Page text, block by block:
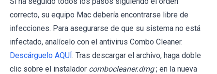
correcto, su equipo Mac debería encontrarse libre de
infecciones. Para asegurarse de que su sistema no está
infectado, analícelo con el antivirus Combo Cleaner.
Descárguelo AQUÍ. Tras descargar el archivo, haga doble
clic sobre el instalador combocleaner.dmg ; en la nueva